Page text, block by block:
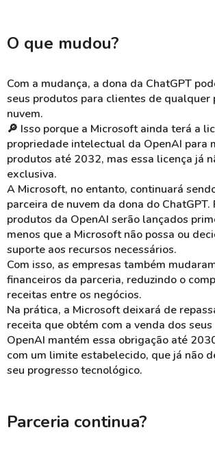
O que mudou?
Com a mudança, a dona da ChatGPT
seus produtos para clientes de qualquer
nuvem.
🔎 Isso porque a Microsoft ainda terá a
propriedade intelectual da OpenAI para
produtos até 2032, mas essa licença já
exclusiva.
A Microsoft, no entanto, continuará
parceira de nuvem da dona do ChatGPT.
produtos da OpenAI serão lançados
menos que a Microsoft não possa ou
suporte aos recursos necessários.
Com isso, as empresas também
financeiros da parceria, reduzindo o
receitas entre os negócios.
Na prática, a Microsoft deixará de
receita que obtém com a venda dos seus
OpenAI mantém essa obrigação até
com um limite estabelecido, que já não
seu progresso tecnológico.
Parceria continua?